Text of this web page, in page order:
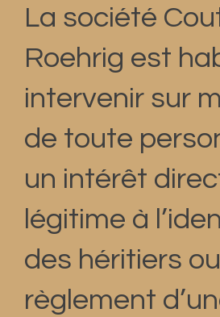
La société
Roehrig est
intervenir sur
de toute
un intérêt
légitime à
des héritiers
règlement